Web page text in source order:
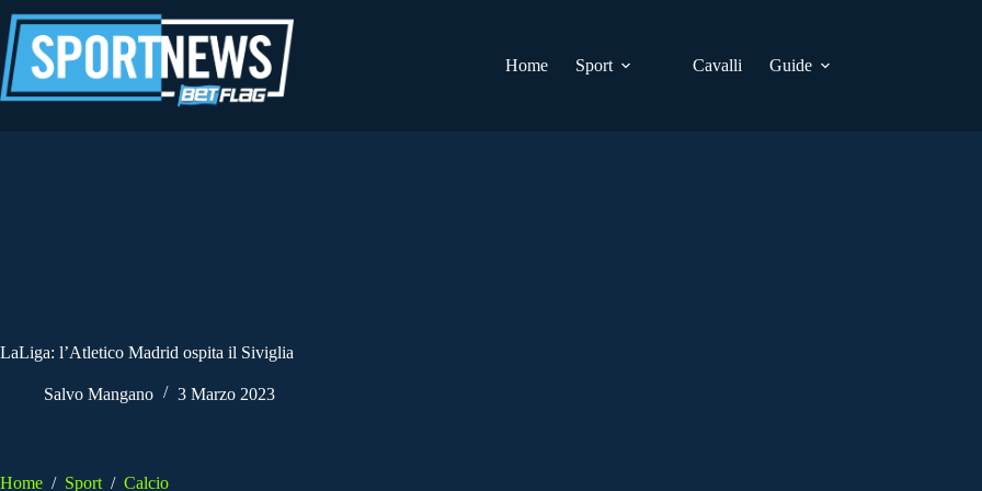
al
contenuto
Home
Sport Cavalli Guide
LaLiga: l’Atletico Madrid ospita il Siviglia
Salvo Mangano 3 Marzo 2023
Home / Sport / Calcio